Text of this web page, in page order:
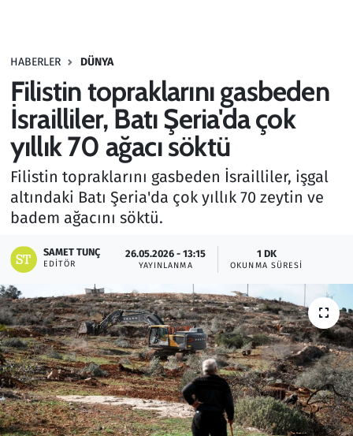
HABERLER DÜNYA
Filistin topraklarını gasbeden
İsrailliler, Batı Şeria'da çok
yıllık 70 ağacı söktü
Filistin topraklarını gasbeden İsrailliler, işgal
altındaki Batı Şeria'da çok yıllık 70 zeytin ve
badem ağacını söktü.
SAMET TUNÇ
EDITÖR
26.05.2026 - 13:15
YAYINLANMA
1 DK
OKUNMA SÜRESI
Haber
Kültür Sanat
Kurumsal Haberler
Lezzet Durağı
Memur ve Kamu
Otomobil
Oyun
Ramazan
Resmi İlanlar
Rüya Tabirleri